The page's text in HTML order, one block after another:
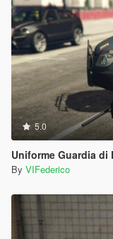
5.0
Uniforme Guardia di
By VIFederico